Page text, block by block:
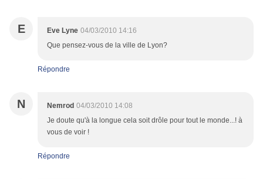
E Eve Lyne 04/03/2010 14:16
Que pensez-vous de la ville de Lyon?
Répondre
N Nemrod 04/03/2010 14:08
Je doute qu'à la longue cela soit drôle pour tout le monde...! à
vous de voir !
Répondre